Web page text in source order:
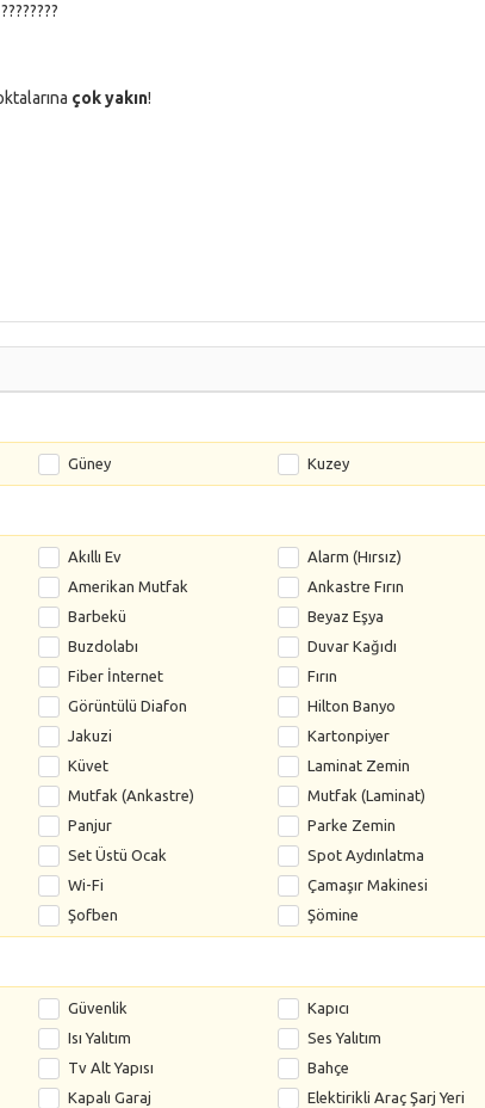
????????
çok yakın!
Güney Kuzey
Akıllı Ev
Alarm (Hırsız)
Amerikan Mutfak
Ankastre Fırın
Barbekü
Beyaz Eşya
Buzdolabı
Duvar Kağıdı
Fiber İnternet
Fırın
Görüntülü Diafon
Hilton Banyo
Jakuzi
Kartonpiyer
Küvet
Laminat Zemin
Mutfak (Ankastre)
Mutfak (Laminat)
Panjur
Parke Zemin
Set Üstü Ocak
Spot Aydınlatma
Wi-Fi
Çamaşır Makinesi
Şofben Şömine
Güvenlik
Kapıcı
Isı Yalıtım
Ses Yalıtım
Tv Alt Yapısı
Bahçe
Kapalı Garaj
Elektirikli Araç Şarj Yeri